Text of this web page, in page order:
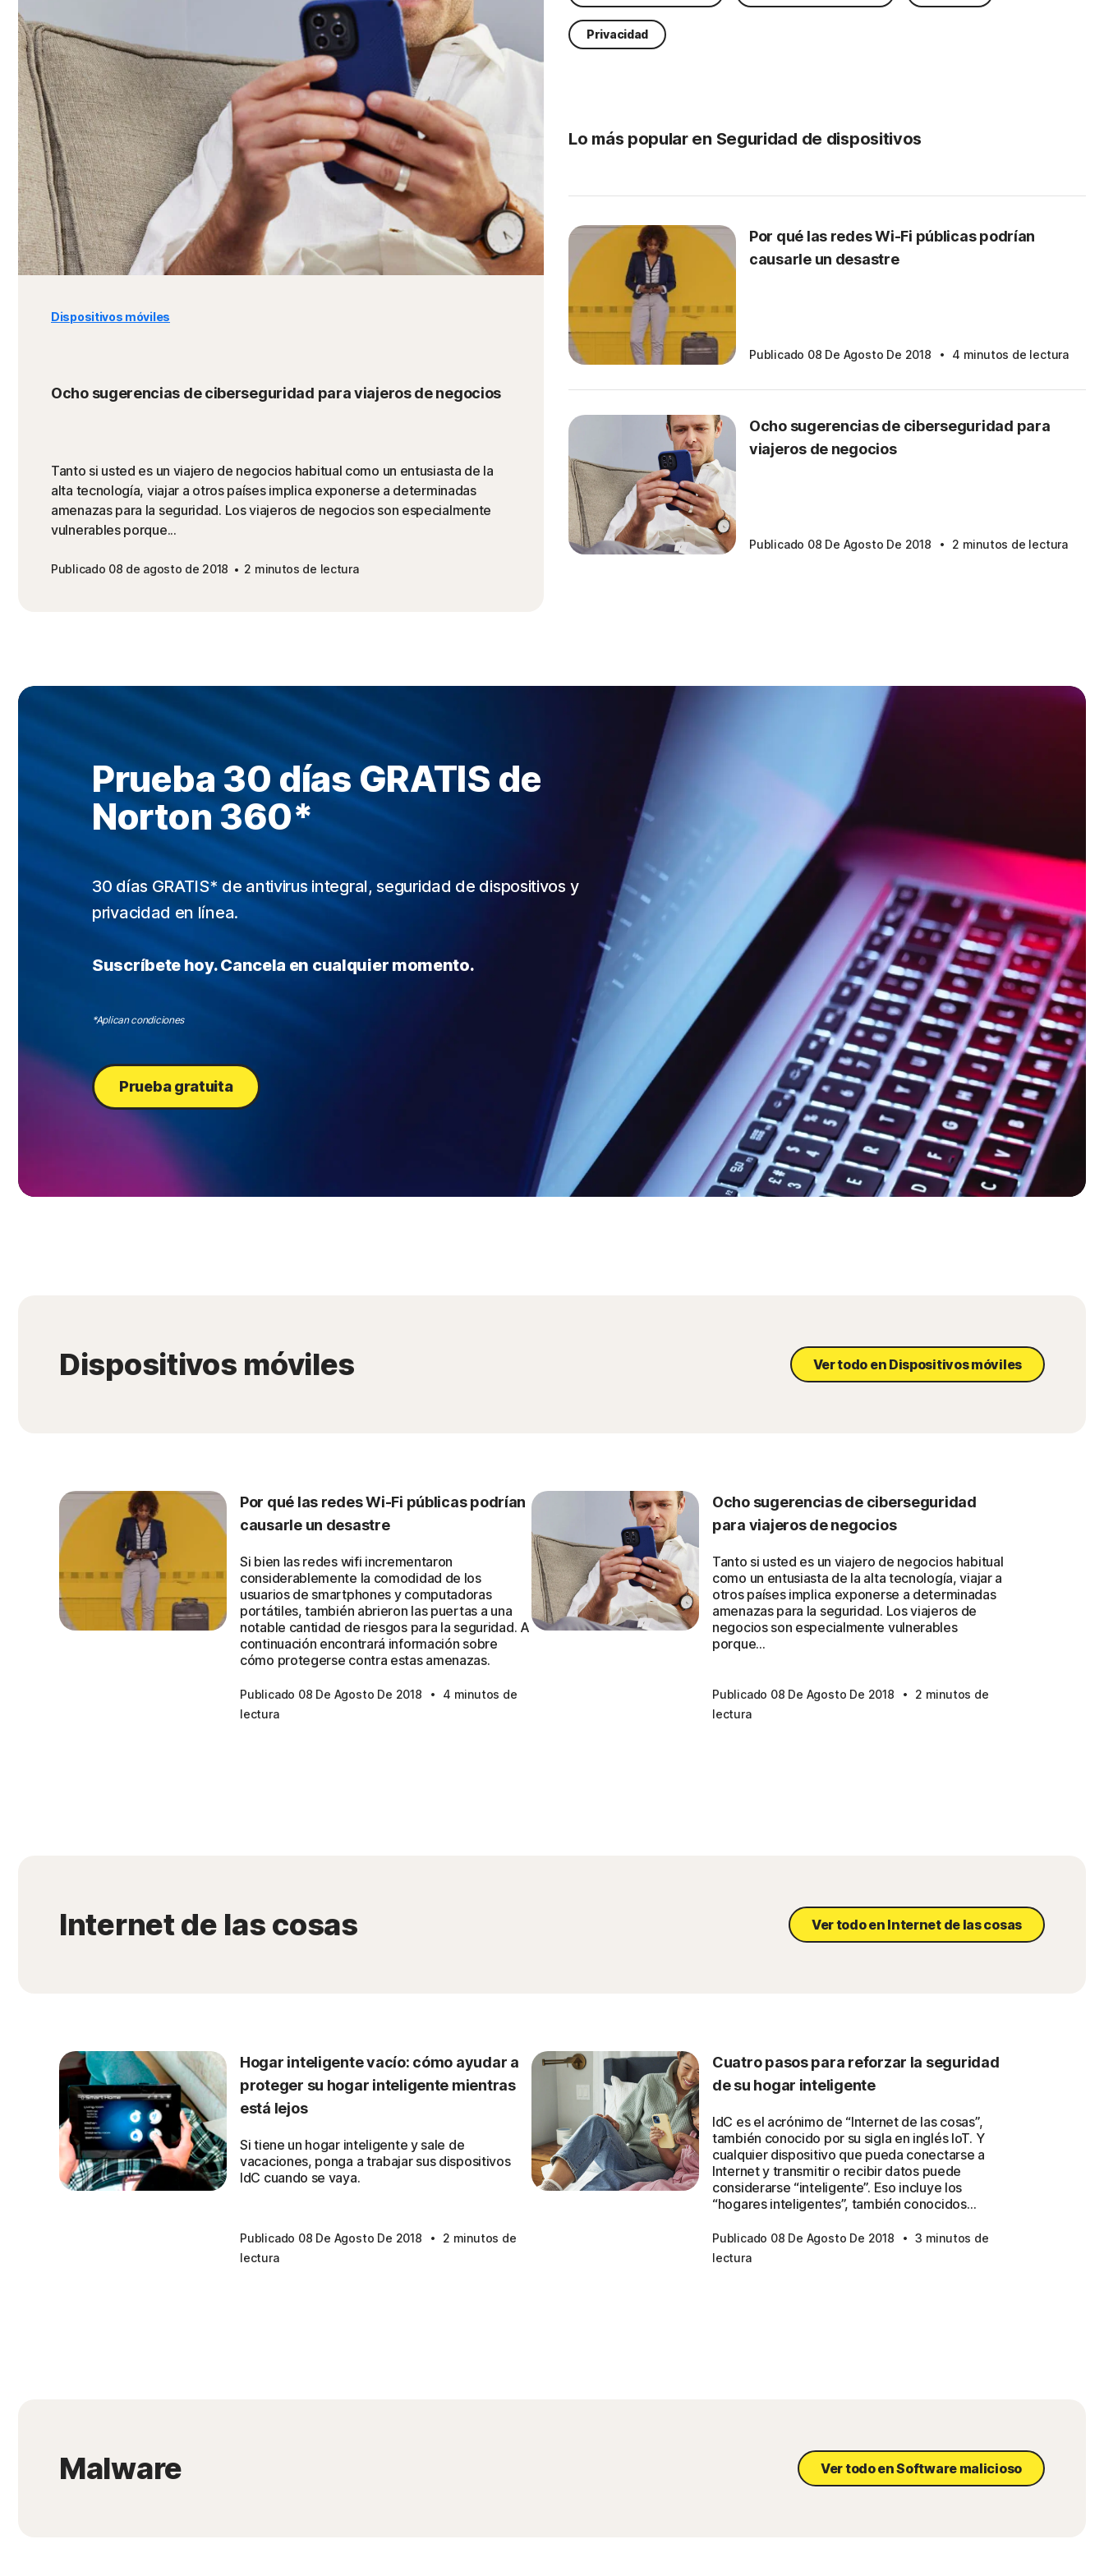
Dispositivos móviles
Ocho sugerencias de ciberseguridad para viajeros de negocios
Tanto si usted es un viajero de negocios habitual como un entusiasta de la
alta tecnología, viajar a otros países implica exponerse a determinadas
amenazas para la seguridad. Los viajeros de negocios son especialmente
vulnerables porque...
Publicado 08 de agosto de 2018 2 minutos de lectura
Privacidad
Lo más popular en Seguridad de dispositivos
Por qué las redes Wi-Fi públicas podrían
causarle un desastre
Publicado 08 De Agosto De 2018 · 4 minutos de lectura
Ocho sugerencias de ciberseguridad para
viajeros de negocios
Publicado 08 De Agosto De 2018 · 2 minutos de lectura
Prueba 30 días GRATIS de
Norton 360*
30 días GRATIS* de antivirus integral, seguridad de dispositivos y
privacidad en línea.
Suscríbete hoy. Cancela en cualquier momento.
*Aplican condiciones
Prueba gratuita
Dispositivos móviles Ver todo en Dispositivos móviles
Por qué las redes Wi-Fi públicas podrían
causarle un desastre
Si bien las redes wifi incrementaron
considerablemente la comodidad de los
usuarios de smartphones y computadoras
portátiles, también abrieron las puertas a una
notable cantidad de riesgos para la seguridad. A
continuación encontrará información sobre
cómo protegerse contra estas amenazas.
Publicado 08 De Agosto De 2018 ·
4 minutos de
lectura
Ocho sugerencias de ciberseguridad
para viajeros de negocios
Tanto si usted es un viajero de negocios habitual
como un entusiasta de la alta tecnología, viajar a
otros países implica exponerse a determinadas
amenazas para la seguridad. Los viajeros de
negocios son especialmente vulnerables
porque...
Publicado 08 De Agosto De 2018 ·
2 minutos de
lectura
Internet de las cosas Ver todo en Internet de las cosas
Hogar inteligente vacío: cómo ayudar a
proteger su hogar inteligente mientras
está lejos
Si tiene un hogar inteligente y sale de
vacaciones, ponga a trabajar sus dispositivos
IdC cuando se vaya.
Publicado 08 De Agosto De 2018 ·
2 minutos de
lectura
Cuatro pasos para reforzar la seguridad
de su hogar inteligente
IdC es el acrónimo de “Internet de las cosas”,
también conocido por su sigla en inglés IoT. Y
cualquier dispositivo que pueda conectarse a
Internet y transmitir o recibir datos puede
considerarse “inteligente”. Eso incluye los
“hogares inteligentes”, también conocidos…
Publicado 08 De Agosto De 2018 · 3 minutos de
lectura
Malware Ver todo en Software malicioso